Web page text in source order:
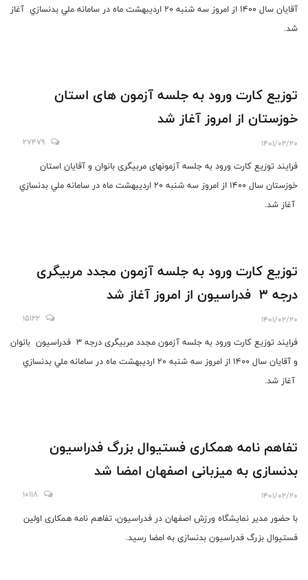
آقایان سال 1400 از امروز سه شنبه 20 اردیبهشت ماه در سامانه ملي بدنسازي آغاز
شد.
توزیع کارت ورود به جلسه آزمون های استان
خوزستان از امروز آغاز شد
1401/02/20
27479
فرایند توزیع کارت ورود به جلسه آزمونهای مربیگری بانوان و آقایان استان
خوزستان سال 1400 از امروز سه شنبه 20 اردیبهشت ماه در سامانه ملي بدنسازي
آغاز شد.
توزیع کارت ورود به جلسه آزمون مجدد مربیگری
درجه 3 فدراسیون از امروز آغاز شد
1401/02/20
15122
فرایند توزیع کارت ورود به جلسه آزمون مجدد مربیگری درجه 3 فدراسیون بانوان
و آقایان سال 1400 از امروز سه شنبه 20 اردیبهشت ماه در سامانه ملي بدنسازي
آغاز شد.
تفاهم نامه همکاری فستیوال بزرگ فدراسیون
بدنسازی به میزبانی اصفهان امضا شد
1401/02/20
10118
با حضور مدیر نمایشگاه ورزش اصفهان در فدراسیون، تفاهم نامه همکاری اولین
فستیوال بزرگ فدراسیون بدنسازی به امضا رسید.